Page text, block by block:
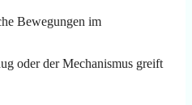
Bewegungen im
oder der Mechanismus greift